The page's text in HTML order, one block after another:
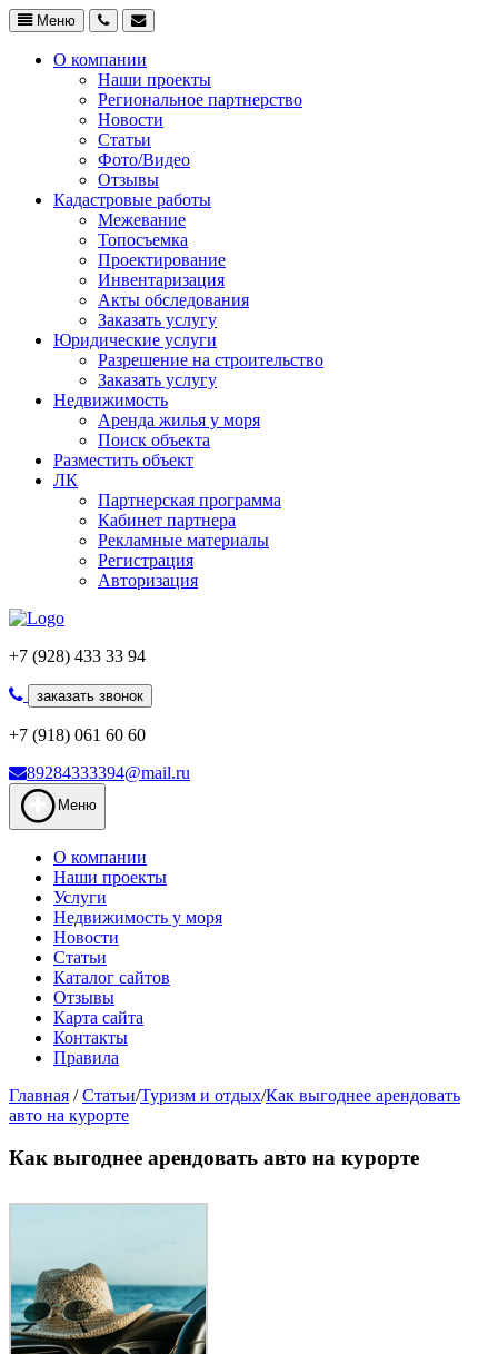
Меню
О компании
Наши проекты
Региональное партнерство
Новости
Статьи
Фото/Видео
Отзывы
Кадастровые работы
Межевание
Топосъемка
Проектирование
Инвентаризация
Акты обследования
Заказать услугу
Юридические услуги
Разрешение на строительство
Заказать услугу
Недвижимость
Аренда жилья у моря
Поиск объекта
Разместить объект
ЛК
Партнерская программа
Кабинет партнера
Рекламные материалы
Регистрация
Авторизация
+7 (928) 433 33 94
заказать звонок
+7 (918) 061 60 60
89284333394@mail.ru
Меню
О компании
Наши проекты
Услуги
Недвижимость у моря
Новости
Статьи
Каталог сайтов
Отзывы
Карта сайта
Контакты
Правила
Главная /Статьи/Туризм и отдых/Как выгоднее арендовать
авто на курорте
Как выгоднее арендовать авто на курорте